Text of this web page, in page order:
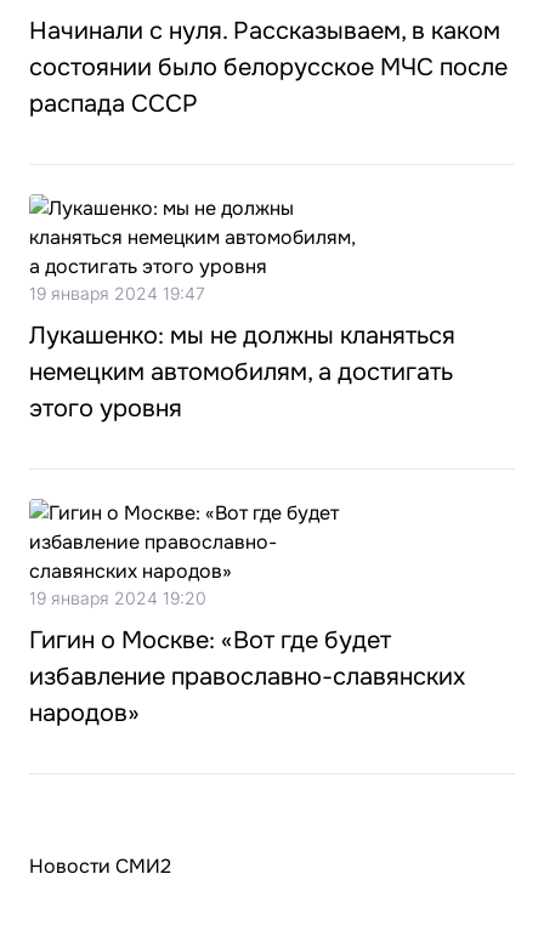
Начинали с нуля. Рассказываем, в каком
состоянии было белорусское МЧС после
распада СССР
19 января 2024 19:47
Лукашенко: мы не должны кланяться
немецким автомобилям, а достигать
этого уровня
19 января 2024 19:20
Гигин о Москве: «Вот где будет
избавление православно-славянских
народов»
Новости СМИ2